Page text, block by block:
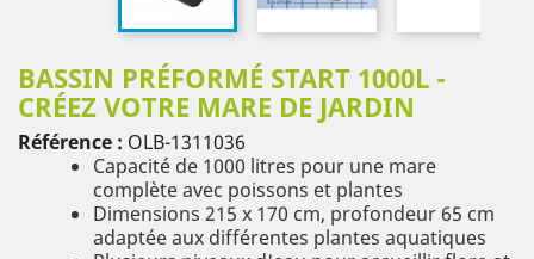
BASSIN PRÉFORMÉ START 1000L -
CRÉEZ VOTRE MARE DE JARDIN
Référence : OLB-1311036
Capacité de 1000 litres pour une mare
complète avec poissons et plantes
Dimensions 215 x 170 cm, profondeur 65 cm
adaptée aux différentes plantes aquatiques